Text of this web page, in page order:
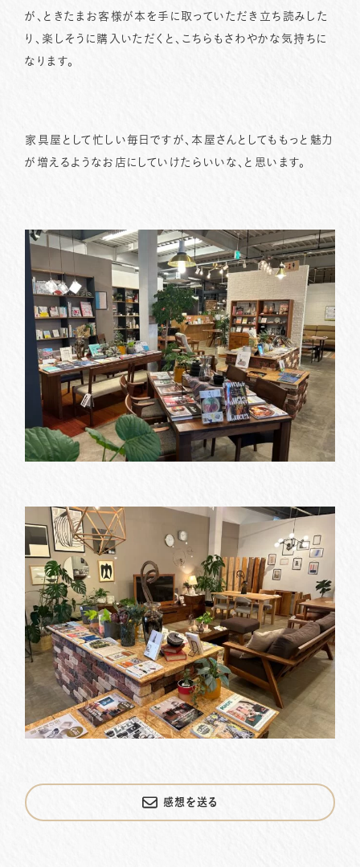
が、ときたまお客様が本を手に取っていただき立ち読みした
り、楽しそうに購入いただくと、こちらもさわやかな気持ちに
なります。
家具屋として忙しい毎日ですが、本屋さんとしてももっと魅力
が増えるようなお店にしていけたらいいな、と思います。
感想を送る